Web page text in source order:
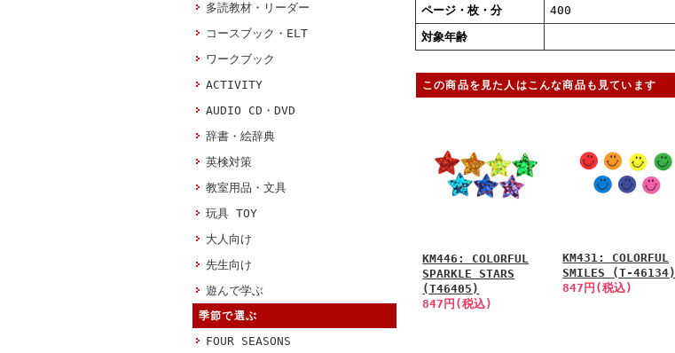
多読教材・リーダー
コースブック・ELT
ワークブック
ACTIVITY
AUDIO CD・DVD
辞書・絵辞典
英検対策
教室用品・文具
玩具 TOY
大人向け
先生向け
遊んで学ぶ
季節で選ぶ
FOUR SEASONS
ページ・枚・分
400
対象年齢
この商品を見た人はこんな商品も見ています
KM446: COLORFUL
SPARKLE STARS
(T46405)
847円(税込)
KM431: COLORFUL
SMILES (T-46134)
847円(税込)